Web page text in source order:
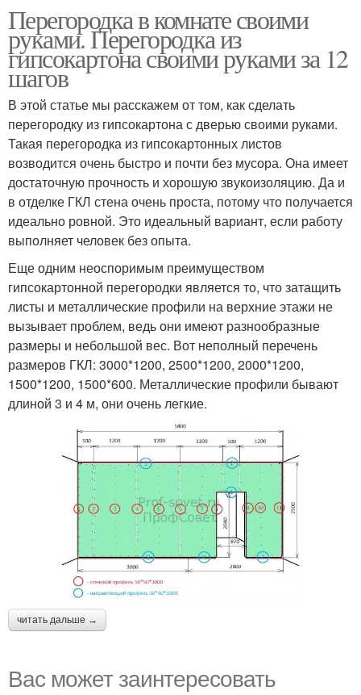
Перегородка в комнате своими
руками. Перегородка из
гипсокартона своими руками за 12
шагов
В этой статье мы расскажем от том, как сделать
перегородку из гипсокартона с дверью своими руками.
Такая перегородка из гипсокартонных листов
возводится очень быстро и почти без мусора. Она имеет
достаточную прочность и хорошую звукоизоляцию. Да и
в отделке ГКЛ стена очень проста, потому что получается
идеально ровной. Это идеальный вариант, если работу
выполняет человек без опыта.
Еще одним неоспоримым преимуществом
гипсокартонной перегородки является то, что затащить
листы и металлические профили на верхние этажи не
вызывает проблем, ведь они имеют разнообразные
размеры и небольшой вес. Вот неполный перечень
размеров ГКЛ: 3000*1200, 2500*1200, 2000*1200,
1500*1200, 1500*600. Металлические профили бывают
длиной 3 и 4 м, они очень легкие.
читать дальше →
Вас может заинтересовать